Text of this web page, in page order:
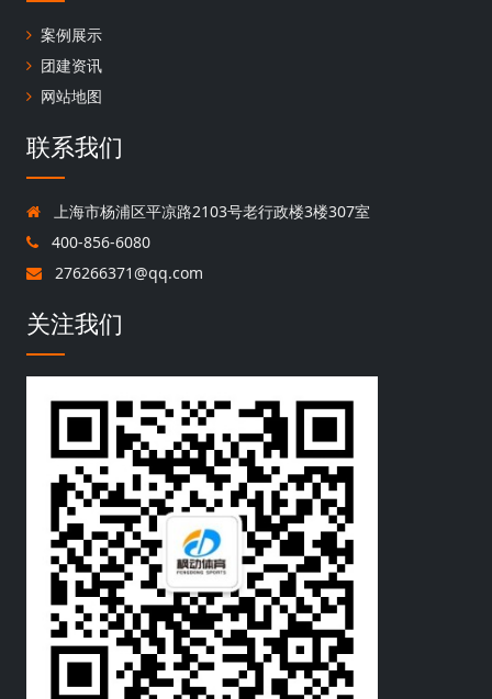
案例展示
团建资讯
网站地图
联系我们
上海市杨浦区平凉路2103号老行政楼3楼307室
400-856-6080
276266371@qq.com
关注我们